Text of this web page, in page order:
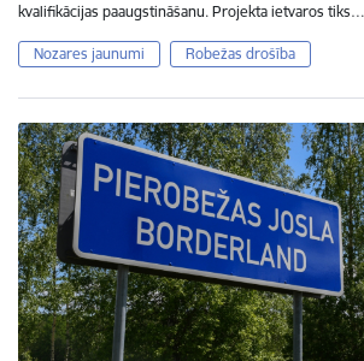
kvalifikācijas paaugstināšanu. Projekta ietvaros tiks…
Nozares jaunumi Robežas drošība